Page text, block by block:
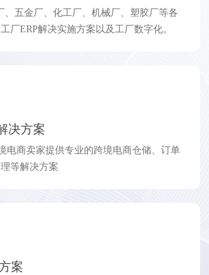
、五金厂、化工厂、机械厂、塑胶厂等各
厂ERP解决实施方案以及工厂数字化。
决方案
电商卖家提供专业的跨境电商仓储、订单
等解决方案
案